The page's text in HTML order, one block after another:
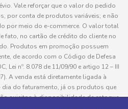
Vale reforçar que o valor do pedido
por conta de produtos variáveis; e não
por meio do e-commerce. O valor total
fato, no cartão de crédito do cliente no
Produtos em promoção possuem
de acordo com o Código de Defesa
Lei nº. 8.078 de 11/09/90 e artigo 12 – III
A venda está diretamente ligada à
do faturamento, já os produtos que
sujeitos à disponibilidade de estoque